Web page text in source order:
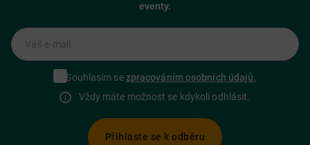
eventy.
Váš e-mail
Souhlasím sezpracováním osobních údajů.
Vždy máte možnost se kdykoli odhlásit.
Přihlaste se k odběru